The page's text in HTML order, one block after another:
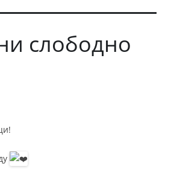
слободно